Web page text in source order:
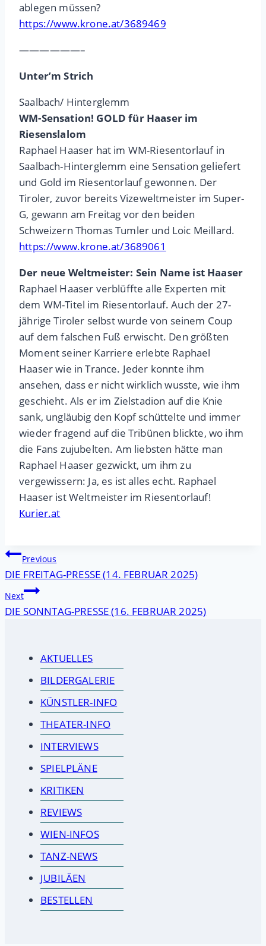
ablegen müssen?
https://www.krone.at/3689469
——————–
Unter’m Strich
Saalbach/ Hinterglemm
WM-Sensation! GOLD für Haaser im
Riesenslalom
Raphael Haaser hat im WM-Riesentorlauf in
Saalbach-Hinterglemm eine Sensation geliefert
und Gold im Riesentorlauf gewonnen. Der
Tiroler, zuvor bereits Vizeweltmeister im Super-
G, gewann am Freitag vor den beiden
Schweizern Thomas Tumler und Loic Meillard.
https://www.krone.at/3689061
Der neue Weltmeister: Sein Name ist Haaser
Raphael Haaser verblüffte alle Experten mit
dem WM-Titel im Riesentorlauf. Auch der 27-
jährige Tiroler selbst wurde von seinem Coup
auf dem falschen Fuß erwischt. Den größten
Moment seiner Karriere erlebte Raphael
Haaser wie in Trance. Jeder konnte ihm
ansehen, dass er nicht wirklich wusste, wie ihm
geschieht. Als er im Zielstadion auf die Knie
sank, ungläubig den Kopf schüttelte und immer
wieder fragend auf die Tribünen blickte, wo ihm
die Fans zujubelten. Am liebsten hätte man
Raphael Haaser gezwickt, um ihm zu
vergewissern: Ja, es ist alles echt. Raphael
Haaser ist Weltmeister im Riesentorlauf!
Kurier.at
Beitragsnavigation
Previous
DIE FREITAG-PRESSE (14. FEBRUAR 2025)
Next
DIE SONNTAG-PRESSE (16. FEBRUAR 2025)
AKTUELLES
BILDERGALERIE
KÜNSTLER-INFO
THEATER-INFO
INTERVIEWS
SPIELPLÄNE
KRITIKEN
REVIEWS
WIEN-INFOS
TANZ-NEWS
JUBILÄEN
BESTELLEN